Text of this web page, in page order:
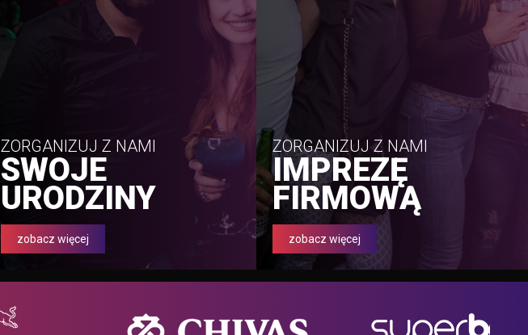
ZORGANIZUJ Z NAMI
SWOJE
URODZINY
zobacz więcej
ZORGANIZUJ Z NAMI
IMPREZĘ
FIRMOWĄ
zobacz więcej